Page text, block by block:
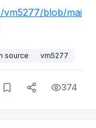
у меня была
И я не хочу
постоянно
А еще я
vm5277/blob/mai
source vm5277
374